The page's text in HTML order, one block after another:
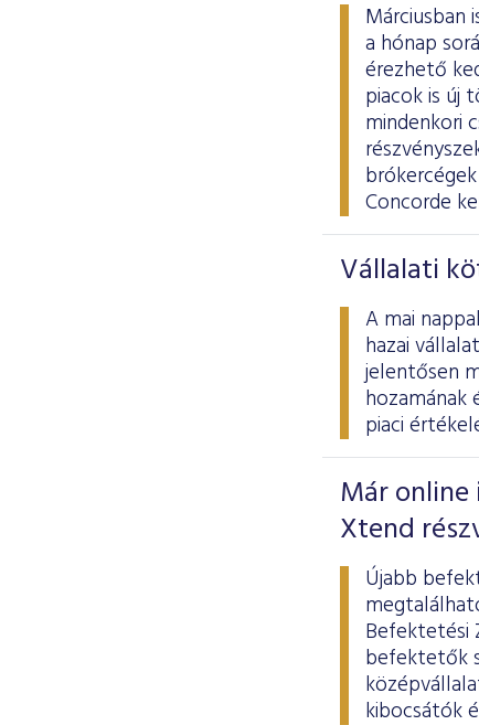
Márciusban
a hónap
érezhető
piacok is új
mindenkori
Concorde
Vállalati
A mai
hazai
jelentősen
piaci
Már online
Xtend
Újabb
Befektetési
befektetők
kibocsátók